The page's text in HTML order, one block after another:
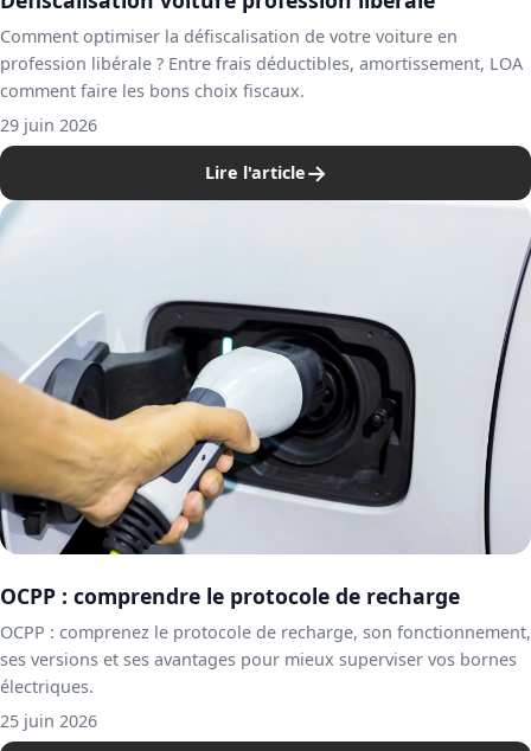
Comment optimiser la défiscalisation de votre voiture en
profession libérale ? Entre frais déductibles, amortissement, LOA
comment faire les bons choix fiscaux.
29 juin 2026
Lire l'article→
OCPP : comprendre le protocole de recharge
OCPP : comprenez le protocole de recharge, son fonctionnement,
ses versions et ses avantages pour mieux superviser vos bornes
électriques.
25 juin 2026